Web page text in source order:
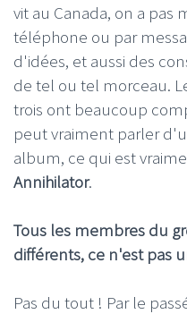
vit au Canada, on a
téléphone ou par
d'idées, et aussi des
de tel ou tel morceau.
trois ont beaucoup
peut vraiment parler
album, ce qui est
Annihilator.
Tous les membres du
différents, ce n'est pas
Pas du tout ! Par le